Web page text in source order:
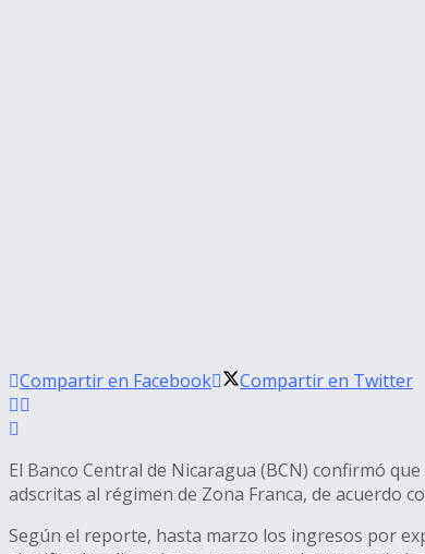
Compartir en Facebook Compartir en Twitter
El Banco Central de Nicaragua (BCN) confirmó
adscritas al régimen de Zona Franca, de acuerdo
Según el reporte, hasta marzo los ingresos por